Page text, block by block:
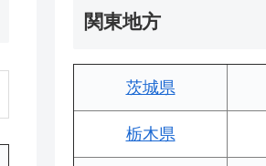
関東地方
茨城県
栃木県